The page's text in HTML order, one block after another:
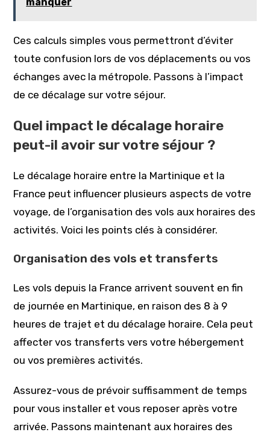
Ces calculs simples vous permettront d’éviter
toute confusion lors de vos déplacements ou vos
échanges avec la métropole. Passons à l’impact
de ce décalage sur votre séjour.
Quel impact le décalage horaire
peut-il avoir sur votre séjour ?
Le décalage horaire entre la Martinique et la
France peut influencer plusieurs aspects de votre
voyage, de l’organisation des vols aux horaires des
activités. Voici les points clés à considérer.
Organisation des vols et transferts
Les vols depuis la France arrivent souvent en fin
de journée en Martinique, en raison des 8 à 9
heures de trajet et du décalage horaire. Cela peut
affecter vos transferts vers votre hébergement
ou vos premières activités.
Assurez-vous de prévoir suffisamment de temps
pour vous installer et vous reposer après votre
arrivée. Passons maintenant aux horaires des